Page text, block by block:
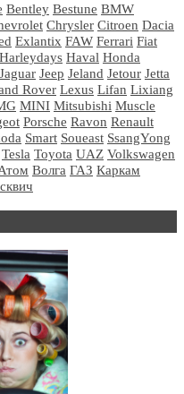
Bentley Bestune BMW
Chrysler Citroen Dacia
Exlantix FAW Ferrari Fiat
Harleydays Haval Honda
Jaguar Jeep Jeland Jetour Jetta
Rover Lexus Lifan Lixiang
MINI Mitsubishi Muscle
Porsche Ravon Renault
Smart Soueast SsangYong
Tesla Toyota UAZ Volkswagen
Волга ГАЗ Каркам